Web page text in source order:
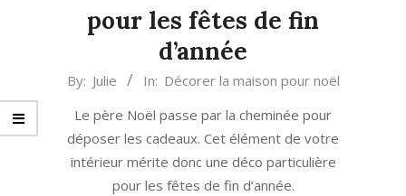
pour les fêtes de fin
d’année
2024-
By: Julie In: Décorer la maison pour noël
Le père Noël passe par la cheminée pour
déposer les cadeaux. Cet élément de votre
intérieur mérite donc une déco particulière
pour les fêtes de fin d’année.